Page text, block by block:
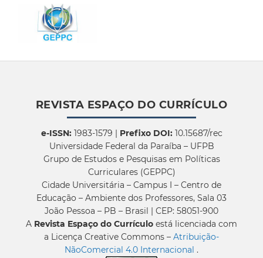
REVISTA ESPAÇO DO CURRÍCULO
e-ISSN:1983-1579 | Prefixo DOI:10.15687/rec
Universidade Federal da Paraíba – UFPB
Grupo de Estudos e Pesquisas em Políticas
Curriculares (GEPPC)
Cidade Universitária – Campus I – Centro de
Educação – Ambiente dos Professores, Sala 03
João Pessoa – PB – Brasil | CEP: 58051-900
A Revista Espaço do Currículo está licenciada com
a Licença Creative Commons – Atribuição-
NãoComercial 4.0 Internacional .